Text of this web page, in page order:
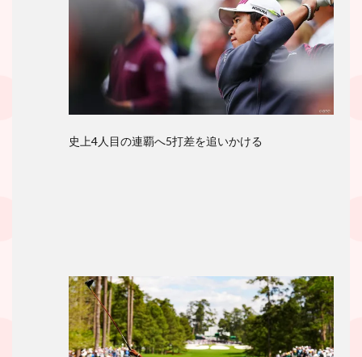
史上4人目の連覇へ5打差を追いかける